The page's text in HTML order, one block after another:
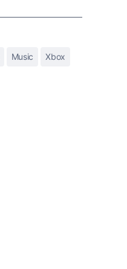
Music Xbox